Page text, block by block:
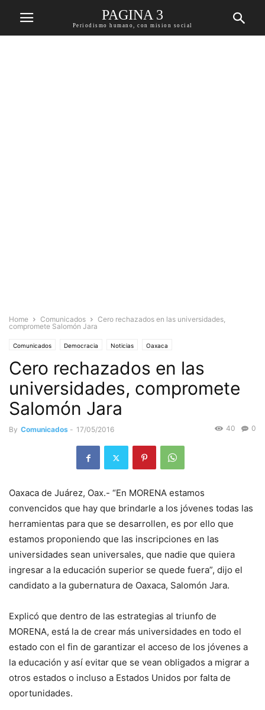
PAGINA 3
Periodismo humano, con mision social
Home Comunicados
Cero rechazados en las universidades,
compromete Salomón Jara
Comunicados Democracia Noticias Oaxaca
Cero rechazados en las
universidades, compromete
Salomón Jara
By Comunicados - 17/05/2016 0
40
Oaxaca de Juárez, Oax.- “En MORENA estamos
convencidos que hay que brindarle a los jóvenes todas las
herramientas para que se desarrollen, es por ello que
estamos proponiendo que las inscripciones en las
universidades sean universales, que nadie que quiera
ingresar a la educación superior se quede fuera”, dijo el
candidato a la gubernatura de Oaxaca, Salomón Jara.
Explicó que dentro de las estrategias al triunfo de
MORENA, está la de crear más universidades en todo el
estado con el fin de garantizar el acceso de los jóvenes a
la educación y así evitar que se vean obligados a migrar a
otros estados o incluso a Estados Unidos por falta de
oportunidades.